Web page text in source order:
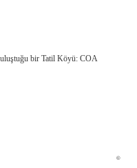
bir Tatil Köyü: COA
©